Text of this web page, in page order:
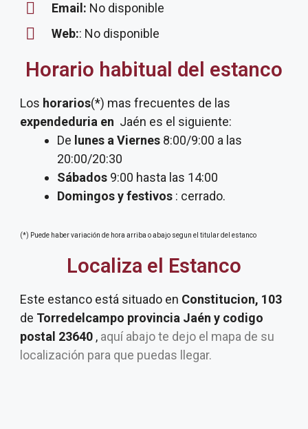
Email: No disponible
Web:: No disponible
Horario habitual del estanco
Los horarios(*) mas frecuentes de las
expendeduria en Jaén es el siguiente:
De lunes a Viernes 8:00/9:00 a las
20:00/20:30
Sábados 9:00 hasta las 14:00
Domingos y festivos : cerrado.
(*) Puede haber variación de hora arriba o abajo segun el titular del estanco
Localiza el Estanco
Este estanco está situado en Constitucion, 103
de Torredelcampo provincia Jaén y codigo
postal 23640 , aquí abajo te dejo el mapa de su
localización para que puedas llegar.